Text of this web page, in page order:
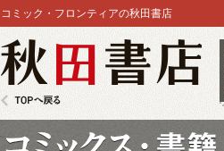
コミック・フロンティアの秋田書店